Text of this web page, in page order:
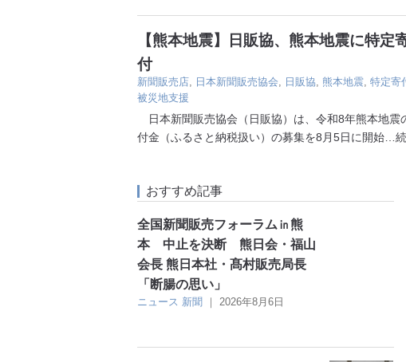
【熊本地震】日販協、熊本地震に特定
付
新聞販売店, 日本新聞販売協会, 日販協, 熊本地震, 特定寄
被災地支援
日本新聞販売協会（日販協）は、令和8年熊本地震
付金（ふるさと納税扱い）の募集を8月5日に開始 …
おすすめ記事
全国新聞販売フォーラム㏌熊
本 中止を決断 熊日会・福山
会長 熊日本社・髙村販売局長
「断腸の思い」
ニュース 新聞 ｜ 2026年8月6日